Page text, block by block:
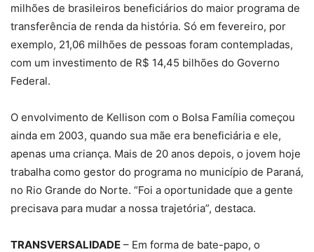
milhões de brasileiros beneficiários do maior programa de
transferência de renda da história. Só em fevereiro, por
exemplo, 21,06 milhões de pessoas foram contempladas,
com um investimento de R$ 14,45 bilhões do Governo
Federal.
O envolvimento de Kellison com o Bolsa Família começou
ainda em 2003, quando sua mãe era beneficiária e ele,
apenas uma criança. Mais de 20 anos depois, o jovem hoje
trabalha como gestor do programa no município de Paraná,
no Rio Grande do Norte. “Foi a oportunidade que a gente
precisava para mudar a nossa trajetória”, destaca.
TRANSVERSALIDADE – Em forma de bate-papo, o